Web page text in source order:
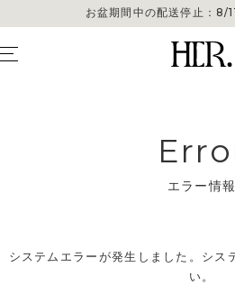
お盆期間中の配送停止：8/
エラー情報
システムエラーが発生しました。シス
い。